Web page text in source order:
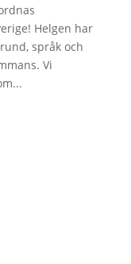
Helgen har
språk och
Vi